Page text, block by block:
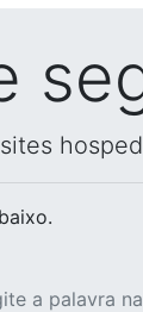
a palavra